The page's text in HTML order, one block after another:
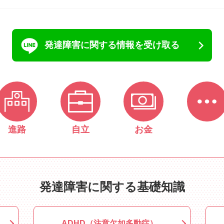
発達障害に関する情報を受け取る
進路 自立 お金
発達障害に関する基礎知識